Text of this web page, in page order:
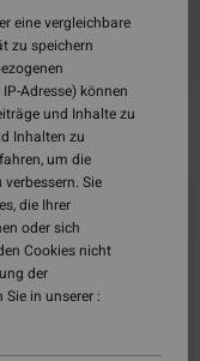
wieder da
eine vergleichbare
zu speichern
Adresse) können
und Inhalte zu
Inhalten zu
um die
Sie
die Ihrer
oder sich
Cookies nicht
der
in unserer :